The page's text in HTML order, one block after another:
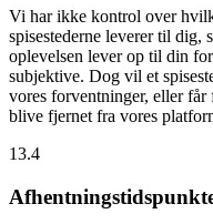
Vi har ikke kontrol over
spisestederne leverer til dig,
oplevelsen lever op til din
subjektive. Dog vil et
vores forventninger, eller får
blive fjernet fra vores
13.4